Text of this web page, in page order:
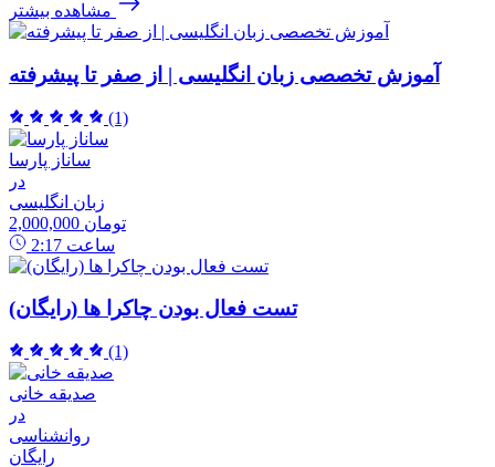
مشاهده بیشتر
آموزش تخصصی زبان انگلیسی | از صفر تا پیشرفته
(1)
ساناز پارسا
در
زبان انگلیسی
2,000,000 تومان
2:17 ساعت
تست فعال بودن چاکرا ها (رایگان)
(1)
صدیقه خانی
در
روانشناسی
رایگان